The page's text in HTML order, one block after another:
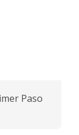
Paso